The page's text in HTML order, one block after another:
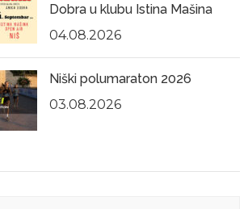
Dobra u klubu Istina Mašina
04.08.2026
Niški polumaraton 2026
03.08.2026